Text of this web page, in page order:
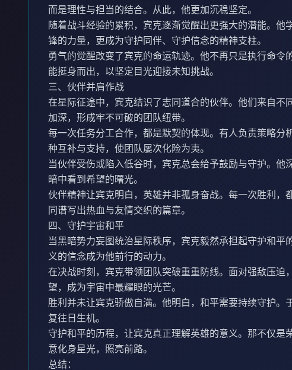
而是理性与担当的结合。从此，他更加沉稳坚定。
随着战斗经验的累积，宾克逐渐觉醒出更强大的潜能。
锋的力量，更成为守护同伴、守护信念的精神支柱。
勇气的觉醒改变了宾克的命运轨迹。他不再只是执行命
能挺身而出，以坚定目光迎接未知挑战。
三、伙伴并肩作战
在星际征途中，宾克结识了志同道合的伙伴。他们来自
加深，形成牢不可破的团队纽带。
每一次任务分工合作，都是默契的体现。有人负责策略
种互补与支持，使团队屡次化险为夷。
当伙伴受伤或陷入低谷时，宾克总会给予鼓励与守护。
暗中看到希望的曙光。
伙伴精神让宾克明白，英雄并非孤身奋战。每一次胜利
同谱写出热血与友情交织的篇章。
四、守护宇宙和平
当黑暗势力妄图统治星际秩序，宾克毅然承担起守护和
义的信念成为他前行的动力。
在决战时刻，宾克带领团队突破重重防线。面对强敌压
望，成为宇宙中最耀眼的光芒。
胜利并未让宾克骄傲自满。他明白，和平需要持续守护
复往日生机。
守护和平的历程，让宾克真正理解英雄的意义。那不仅
意化身星光，照亮前路。
总结：